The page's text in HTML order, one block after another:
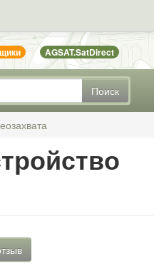
AGSAT.SatDirect
Поиск